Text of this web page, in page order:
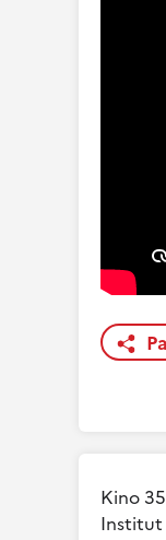
Kino 35
Institut